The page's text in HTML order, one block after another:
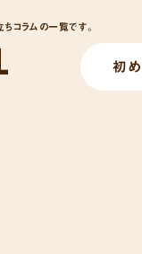
コラムの一覧です。
初